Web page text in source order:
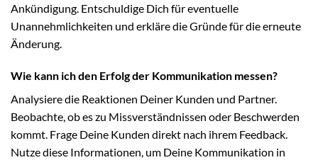
Ankündigung. Entschuldige Dich für eventuelle
Unannehmlichkeiten und erkläre die Gründe für die erneute
Änderung.
Wie kann ich den Erfolg der Kommunikation messen?
Analysiere die Reaktionen Deiner Kunden und Partner.
Beobachte, ob es zu Missverständnissen oder Beschwerden
kommt. Frage Deine Kunden direkt nach ihrem Feedback.
Nutze diese Informationen, um Deine Kommunikation in